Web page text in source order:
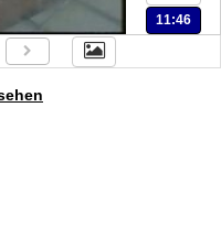
11:46